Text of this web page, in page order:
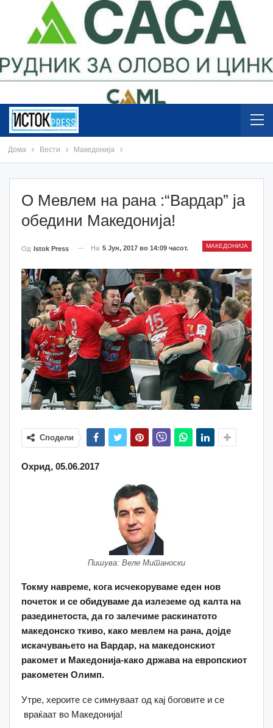
Дома Вести Македонија
О Мевлем на рана :“Вардар” ја
обедини Македонија!
МАКЕДОНИЈА
Од Istok Press На 5 Јун, 2017 во 14:09 часот.
Сподели
Охрид, 05.06.2017
Пишува: Веле Митаноски
Токму навреме, кога исчекоруваме еден нов
почеток и се обидуваме да излеземе од калта на
разединетоста, да го залечиме раскинатото
македонско ткиво, како мевлем на рана, дојде
искачувањето на Вардар, на македонскиот
ракомет и Македонија-како држава на европскиот
ракометен Олимп.
Утре, хероите се симнуваат од кај боговите и се
враќаат во Македонија!